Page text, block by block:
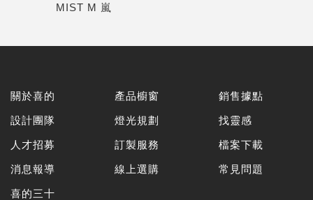
MIST M 嵐
關於喜的
設計團隊
人才招募
消息報導
喜的三十
產品櫥窗
燈光規劃
訂製服務
線上選購
銷售據點
找靈感
檔案下載
常見問題